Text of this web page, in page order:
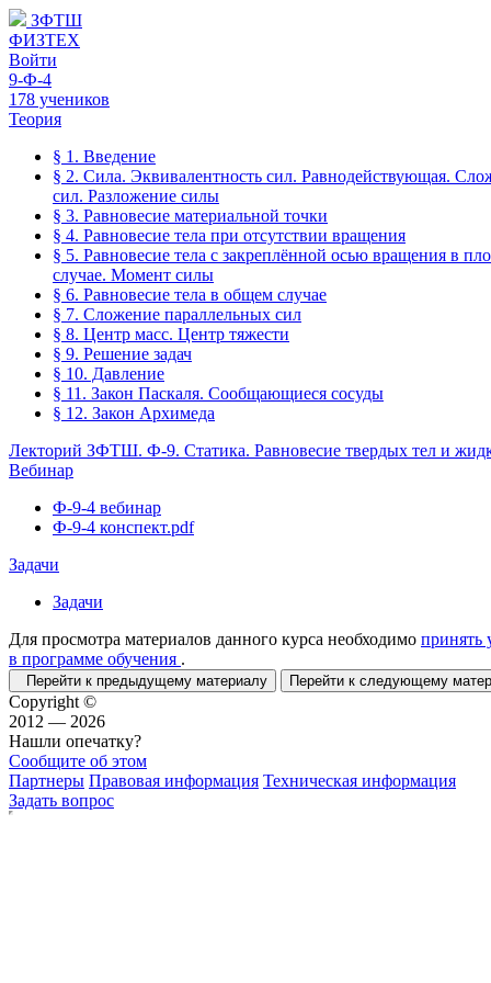
ЗФТШ
ФИЗТЕХ
Войти
9-Ф-4
178 учеников
Теория
§ 1. Введение
§ 2. Сила. Эквивалентность сил. Равнодействующая.
сил. Разложение силы
§ 3. Равновесие материальной точки
§ 4. Равновесие тела при отсутствии вращения
§ 5. Равновесие тела с закреплённой осью вращения в
случае. Момент силы
§ 6. Равновесие тела в общем случае
§ 7. Сложение параллельных сил
§ 8. Центр масс. Центр тяжести
§ 9. Решение задач
§ 10. Давление
§ 11. Закон Паскаля. Сообщающиеся сосуды
§ 12. Закон Архимеда
Лекторий ЗФТШ. Ф-9. Статика. Равновесие твердых тел и
Вебинар
Ф-9-4 вебинар
Ф-9-4 конспект.pdf
Задачи
Задачи
Для просмотра материалов данного курса необходимо принять
в программе обучения .
Перейти к предыдущему материалу Перейти к следующему
Copyright ©
2012 — 2026
Нашли опечатку?
Сообщите об этом
Партнеры Правовая информация Техническая информация
Задать вопрос